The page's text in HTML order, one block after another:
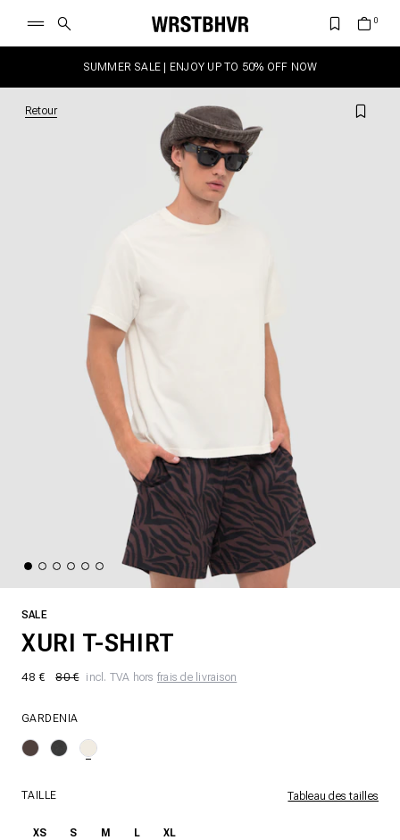
SUMMER SALE | ENJOY UP TO 50% OFF NOW
Retour
SALE
XURI T-SHIRT
48 € 80 € incl. TVA hors frais de livraison
GARDENIA
TAILLE Tableau des tailles
XS S M L XL